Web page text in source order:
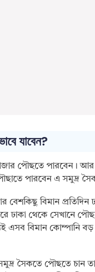
যাবেন?
পৌছতে পারবেন।
পারবেন এ সমুদ্র
বেশকিছু বিমান প্রতিদিন
ঢাকা থেকে সেখানে
এসব বিমান
সৈকতে পৌছতে চান